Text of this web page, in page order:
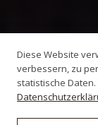
Diese Website
verbessern, zu
statistische Daten.